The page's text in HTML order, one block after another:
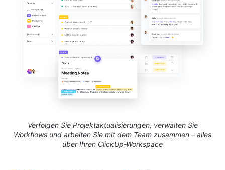
Verfolgen Sie Projektaktualisierungen, verwalten Sie
Workflows und arbeiten Sie mit dem Team zusammen – alles
über Ihren ClickUp-Workspace